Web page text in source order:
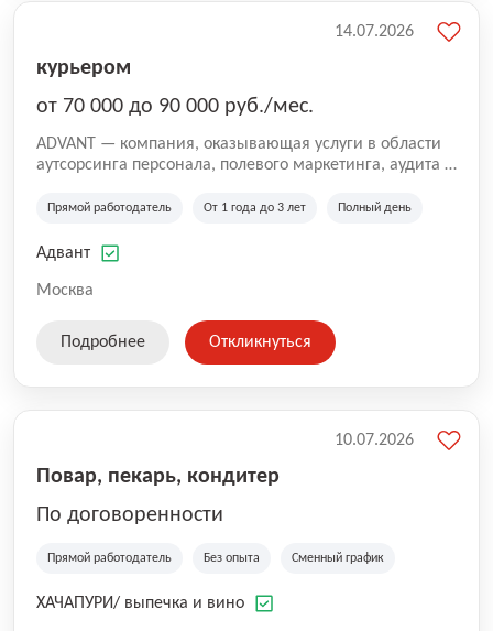
курьером
от 70 000 до 90 000 руб./мес.
ADVANT — компания, оказывающая услуги в области
аутсорсинга персонала, полевого маркетинга, аудита и
региональных клиентов. Мы работаем на рынке с
Казахстана и Беларуси, сотрудничая с компаниями из
Прямой работодатель От 1 года до 3 лет Полный день
Адвант
Москва
14.07.2026
Подробнее Откликнуться
Повар, пекарь, кондитер
По договоренности
Прямой работодатель Без опыта Сменный график
ХАЧАПУРИ/ выпечка и вино
10.07.2026